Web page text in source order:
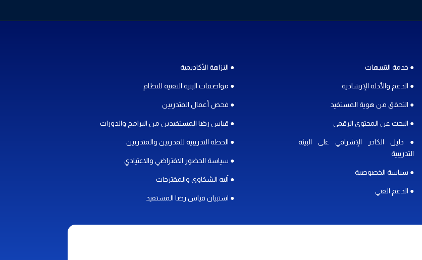
● النزاهة الأكاديمية
● مواصفات البنية التقنية للنظام
● فحص أعمال المتدربين
● قياس رضا المستفيدين من البرامج والدورات
● الخطة التدريبية للمدربين والمتدربين
● سياسة الحضور الافتراضي والاعتيادي
● آليه الشكاوى والمقترحات
● استبيان قياس رضا المستفيد
● خدمة التنبيهات
● الدعم والأدلة الإرشادية
● التحقق من هوية المستفيد
● البحث عن المحتوى الرقمي
● دليل الكادر الإشرافي على البيئة
التدريبية
● سياسة الخصوصية
● الدعم الفني